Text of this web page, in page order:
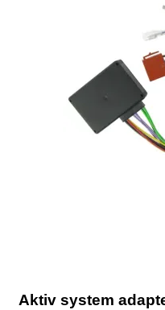
Aktiv system